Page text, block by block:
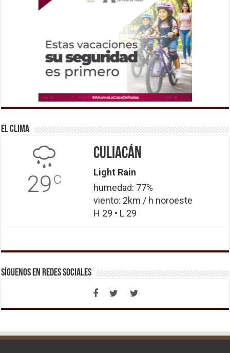
El Clima
29 C
Culiacán
Light Rain
humedad: 77%
viento: 2km / h noroeste
H 29 • L 29
Síguenos en Redes Sociales